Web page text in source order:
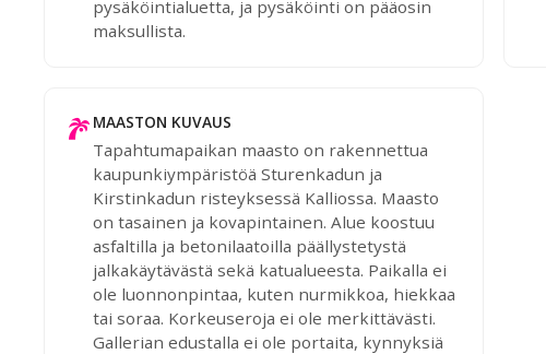
pysäköintialuetta, ja pysäköinti on pääosin
maksullista.
MAASTON KUVAUS
Tapahtumapaikan maasto on rakennettua
kaupunkiympäristöä Sturenkadun ja
Kirstinkadun risteyksessä Kalliossa. Maasto
on tasainen ja kovapintainen. Alue koostuu
asfaltilla ja betonilaatoilla päällystetystä
jalkakäytävästä sekä katualueesta. Paikalla ei
ole luonnonpintaa, kuten nurmikkoa, hiekkaa
tai soraa. Korkeuseroja ei ole merkittävästi.
Gallerian edustalla ei ole portaita, kynnyksiä